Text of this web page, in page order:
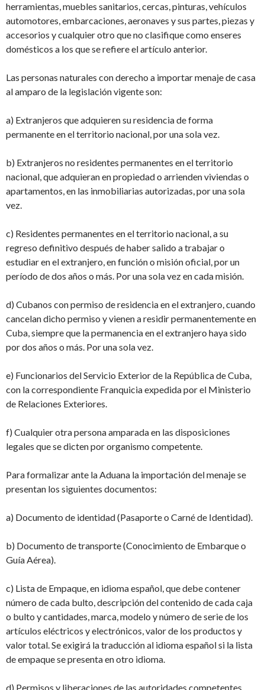
herramientas, muebles sanitarios, cercas, pinturas, vehículos
automotores, embarcaciones, aeronaves y sus partes, piezas y
accesorios y cualquier otro que no clasifique como enseres
domésticos a los que se refiere el artículo anterior.
Las personas naturales con derecho a importar menaje de casa
al amparo de la legislación vigente son:
a) Extranjeros que adquieren su residencia de forma
permanente en el territorio nacional, por una sola vez.
b) Extranjeros no residentes permanentes en el territorio
nacional, que adquieran en propiedad o arrienden viviendas o
apartamentos, en las inmobiliarias autorizadas, por una sola
vez.
c) Residentes permanentes en el territorio nacional, a su
regreso definitivo después de haber salido a trabajar o
estudiar en el extranjero, en función o misión oficial, por un
período de dos años o más. Por una sola vez en cada misión.
d) Cubanos con permiso de residencia en el extranjero, cuando
cancelan dicho permiso y vienen a residir permanentemente en
Cuba, siempre que la permanencia en el extranjero haya sido
por dos años o más. Por una sola vez.
e) Funcionarios del Servicio Exterior de la República de Cuba,
con la correspondiente Franquicia expedida por el Ministerio
de Relaciones Exteriores.
f) Cualquier otra persona amparada en las disposiciones
legales que se dicten por organismo competente.
Para formalizar ante la Aduana la importación del menaje se
presentan los siguientes documentos:
a) Documento de identidad (Pasaporte o Carné de Identidad).
b) Documento de transporte (Conocimiento de Embarque o
Guía Aérea).
c) Lista de Empaque, en idioma español, que debe contener
número de cada bulto, descripción del contenido de cada caja
o bulto y cantidades, marca, modelo y número de serie de los
artículos eléctricos y electrónicos, valor de los productos y
valor total. Se exigirá la traducción al idioma español si la lista
de empaque se presenta en otro idioma.
d) Permisos y liberaciones de las autoridades competentes